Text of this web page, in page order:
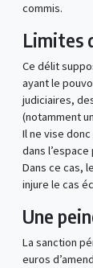
commis.
Limites
Ce délit
ayant le
judiciaires,
(notamment
Il ne vise
dans
Dans ce cas,
injure le cas
Une
La sanction
euros